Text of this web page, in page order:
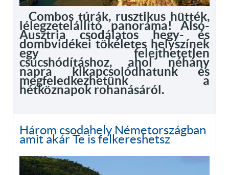
Combos túrák, rusztikus hütték,
lélegzetelállító panoráma! Alsó-
Ausztria csodálatos hegy- és
dombvidékei tökéletes helyszínek
egy felejthetetlen
csúcshódításhoz, ahol néhány
napra kikapcsolódhatunk és
megfeledkezhetünk a
hétköznapok rohanásáról.
Három csodahely Németországban
amit akár Te is felkereshetsz